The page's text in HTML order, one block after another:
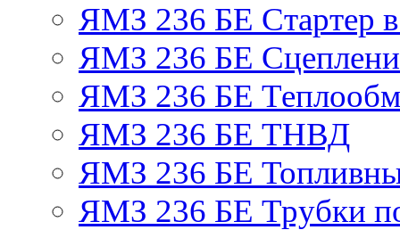
ЯМЗ 236 БЕ Стартер в
ЯМЗ 236 БЕ
ЯМЗ 236 БЕ
ЯМЗ 236 БЕ ТНВД
ЯМЗ 236 БЕ
ЯМЗ 236 БЕ Трубки